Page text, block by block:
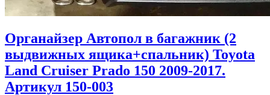
Органайзер Автопол в багaжник (2
выдвижных ящика+спальник) Toyota
Land Cruiser Prado 150 2009-2017.
Артикул 150-003